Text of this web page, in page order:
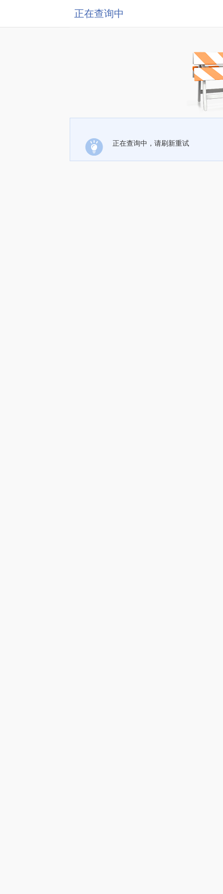
正在查询中
正在查询中，请刷新重试